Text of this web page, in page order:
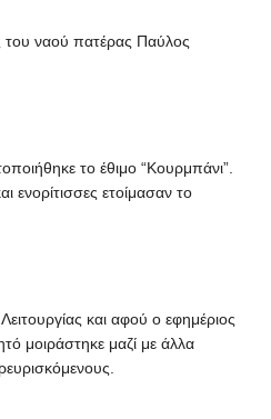
του ναού πατέρας Παύλος
το έθιμο “Κουρμπάνι”.
ενορίτισσες ετοίμασαν το
και αφού ο εφημέριος
μοιράστηκε μαζί με άλλα